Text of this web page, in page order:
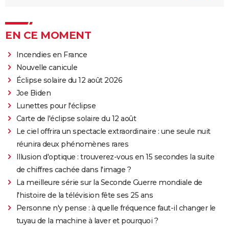
EN CE MOMENT
Incendies en France
Nouvelle canicule
Éclipse solaire du 12 août 2026
Joe Biden
Lunettes pour l'éclipse
Carte de l'éclipse solaire du 12 août
Le ciel offrira un spectacle extraordinaire : une seule nuit
réunira deux phénomènes rares
Illusion d'optique : trouverez-vous en 15 secondes la suite
de chiffres cachée dans l'image ?
La meilleure série sur la Seconde Guerre mondiale de
l'histoire de la télévision fête ses 25 ans
Personne n'y pense : à quelle fréquence faut-il changer le
tuyau de la machine à laver et pourquoi ?